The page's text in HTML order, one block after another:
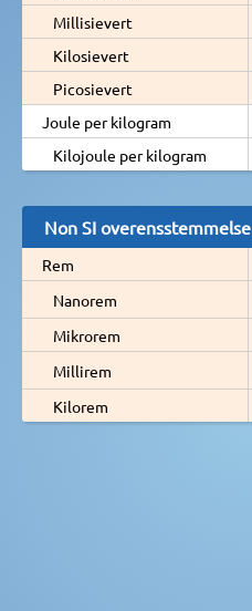
Millisievert
Kilosievert
Picosievert
Joule per kilogram
Kilojoule per kilogram
Non SI overensstemmelse
Rem
Nanorem
Mikrorem
Millirem
Kilorem